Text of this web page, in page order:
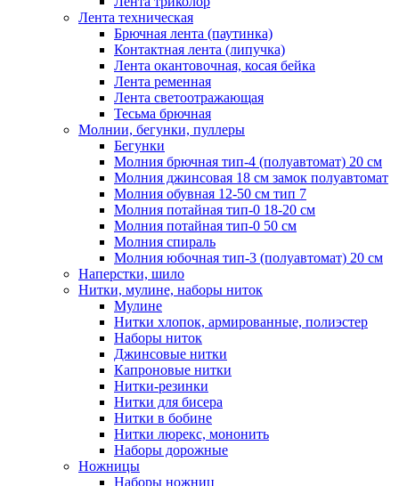
Лента техническая
Брючная лента (паутинка)
Контактная лента (липучка)
Лента окантовочная, косая бейка
Лента ременная
Лента светоотражающая
Тесьма брючная
Молнии, бегунки, пуллеры
Бегунки
Молния брючная тип-4 (полуавтомат) 20 см
Молния джинсовая 18 см замок полуавтомат
Молния обувная 12-50 см тип 7
Молния потайная тип-0 18-20 см
Молния потайная тип-0 50 см
Молния спираль
Молния юбочная тип-3 (полуавтомат) 20 см
Наперстки, шило
Нитки, мулине, наборы ниток
Мулине
Нитки хлопок, армированные, полиэстер
Наборы ниток
Джинсовые нитки
Капроновые нитки
Нитки-резинки
Нитки для бисера
Нитки в бобине
Нитки люрекс, мононить
Наборы дорожные
Ножницы
Наборы ножниц